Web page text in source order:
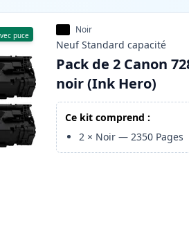
puce Noir
Neuf Standard capacité
Pack de 2 Canon
noir (Ink Hero)
Ce kit comprend :
2 × Noir —2350 Pages